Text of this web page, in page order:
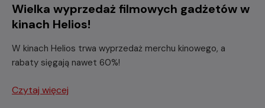
Wielka wyprzedaż filmowych gadżetów w
kinach Helios!
W kinach Helios trwa wyprzedaż merchu kinowego, a
rabaty sięgają nawet 60%!
Czytaj więcej